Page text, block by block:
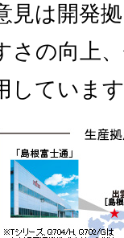
見は開発
さの向上
していま